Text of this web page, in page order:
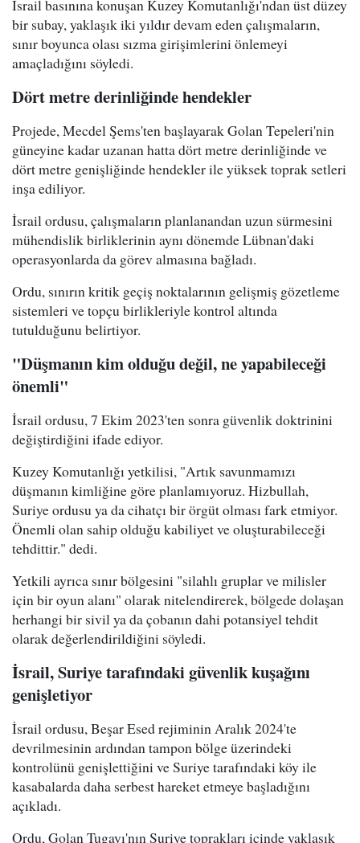
İsrail basınına konuşan Kuzey Komutanlığı'ndan üst düzey
bir subay, yaklaşık iki yıldır devam eden çalışmaların,
sınır boyunca olası sızma girişimlerini önlemeyi
amaçladığını söyledi.
Dört metre derinliğinde hendekler
Projede, Mecdel Şems'ten başlayarak Golan Tepeleri'nin
güneyine kadar uzanan hatta dört metre derinliğinde ve
dört metre genişliğinde hendekler ile yüksek toprak setleri
inşa ediliyor.
İsrail ordusu, çalışmaların planlanandan uzun sürmesini
mühendislik birliklerinin aynı dönemde Lübnan'daki
operasyonlarda da görev almasına bağladı.
Ordu, sınırın kritik geçiş noktalarının gelişmiş gözetleme
sistemleri ve topçu birlikleriyle kontrol altında
tutulduğunu belirtiyor.
"Düşmanın kim olduğu değil, ne yapabileceği
önemli"
İsrail ordusu, 7 Ekim 2023'ten sonra güvenlik doktrinini
değiştirdiğini ifade ediyor.
Kuzey Komutanlığı yetkilisi, "Artık savunmamızı
düşmanın kimliğine göre planlamıyoruz. Hizbullah,
Suriye ordusu ya da cihatçı bir örgüt olması fark etmiyor.
Önemli olan sahip olduğu kabiliyet ve oluşturabileceği
tehdittir." dedi.
Yetkili ayrıca sınır bölgesini "silahlı gruplar ve milisler
için bir oyun alanı" olarak nitelendirerek, bölgede dolaşan
herhangi bir sivil ya da çobanın dahi potansiyel tehdit
olarak değerlendirildiğini söyledi.
İsrail, Suriye tarafındaki güvenlik kuşağını
genişletiyor
İsrail ordusu, Beşar Esed rejiminin Aralık 2024'te
devrilmesinin ardından tampon bölge üzerindeki
kontrolünü genişlettiğini ve Suriye tarafındaki köy ile
kasabalarda daha serbest hareket etmeye başladığını
açıkladı.
Ordu, Golan Tugayı'nın Suriye toprakları içinde yaklaşık